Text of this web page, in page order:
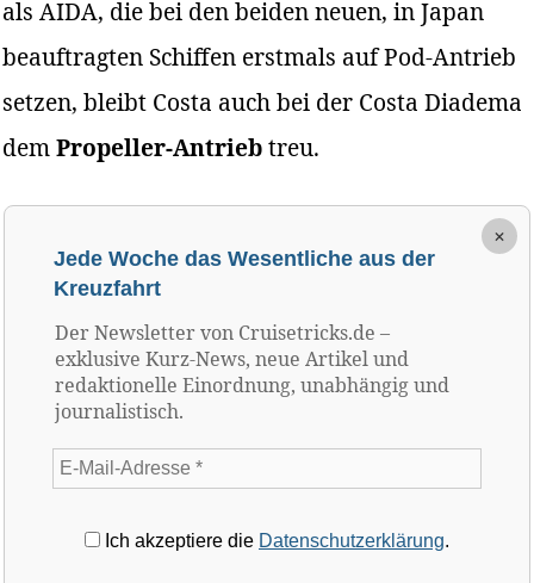
als AIDA, die bei den beiden neuen, in Japan
beauftragten Schiffen erstmals auf Pod-Antrieb
setzen, bleibt Costa auch bei der Costa Diadema
demPropeller-Antriebtreu.
×
Jede Woche das Wesentliche aus der
Kreuzfahrt
Der Newsletter von Cruisetricks.de –
exklusive Kurz-News, neue Artikel und
redaktionelle Einordnung, unabhängig und
journalistisch.
Ich akzeptiere die Datenschutzerklärung.